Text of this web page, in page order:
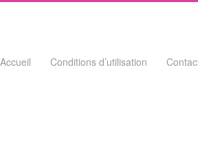
Skip to content
Accueil Conditions d’utilisation